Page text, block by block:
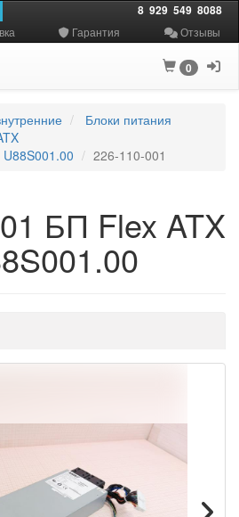
8 929 549 8088
Гарантия Отзывы
0
Блоки питания
226-110-001
БП Flex ATX